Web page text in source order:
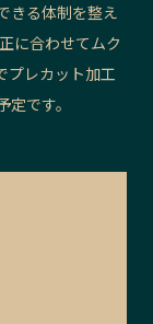
きる体制を整え
に合わせてムク
プレカット加工
です。